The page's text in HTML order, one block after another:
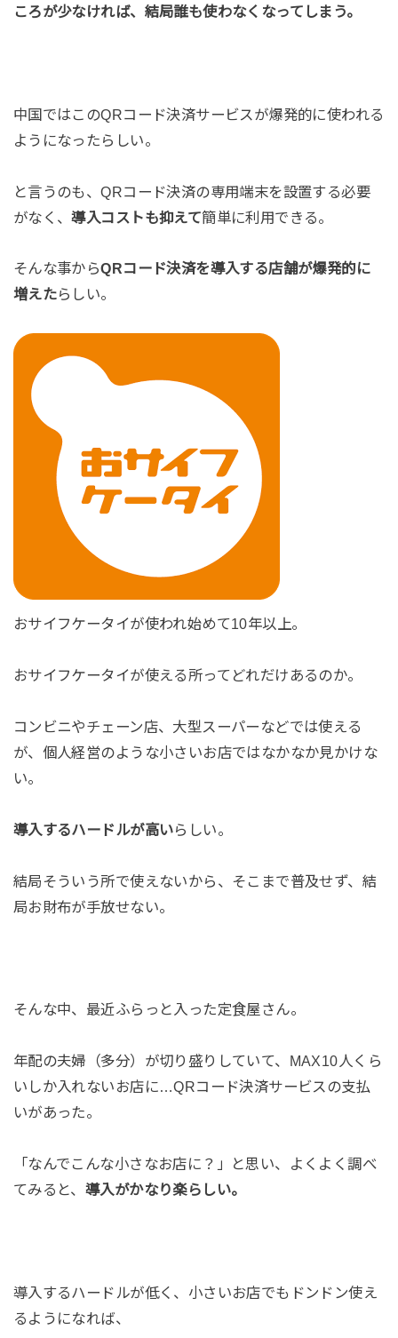
ころが少なければ、結局誰も使わなくなってしまう。
中国ではこのQRコード決済サービスが爆発的に使われる
ようになったらしい。
と言うのも、QRコード決済の専用端末を設置する必要
がなく、導入コストも抑えて簡単に利用できる。
そんな事からQRコード決済を導入する店舗が爆発的に
増えたらしい。
おサイフケータイが使われ始めて10年以上。
おサイフケータイが使える所ってどれだけあるのか。
コンビニやチェーン店、大型スーパーなどでは使える
が、個人経営のような小さいお店ではなかなか見かけな
い。
導入するハードルが高いらしい。
結局そういう所で使えないから、そこまで普及せず、結
局お財布が手放せない。
そんな中、最近ふらっと入った定食屋さん。
年配の夫婦（多分）が切り盛りしていて、MAX10人くら
いしか入れないお店に…QRコード決済サービスの支払
いがあった。
「なんでこんな小さなお店に？」と思い、よくよく調べ
てみると、 導入がかなり楽らしい。
導入するハードルが低く、小さいお店でもドンドン使え
るようになれば、